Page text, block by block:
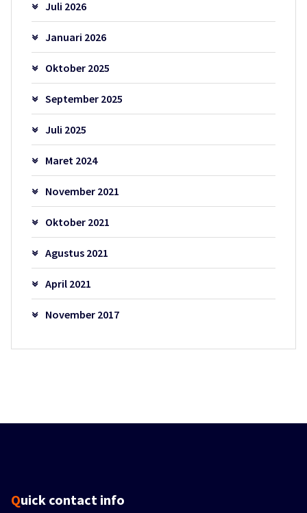
Juli 2026
Januari 2026
Oktober 2025
September 2025
Juli 2025
Maret 2024
November 2021
Oktober 2021
Agustus 2021
April 2021
November 2017
Quick contact info